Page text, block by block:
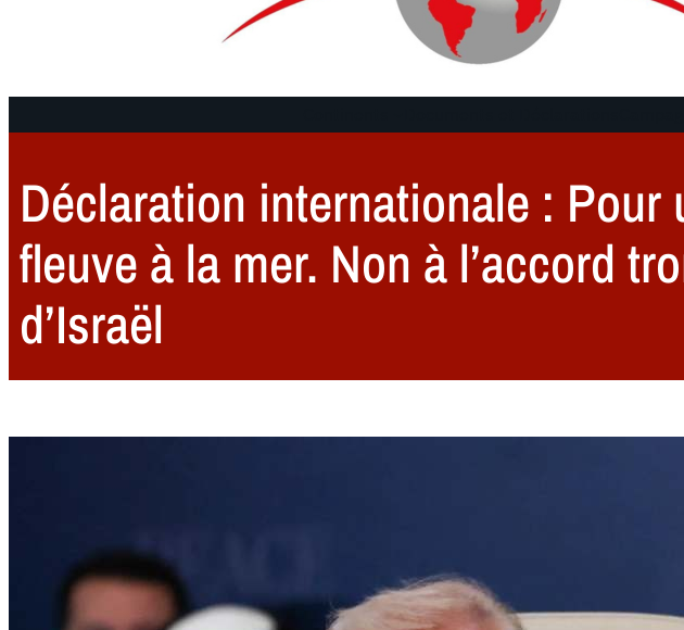
Déclaration internationale :
fleuve à la mer. Non à l’accord
d’Israël